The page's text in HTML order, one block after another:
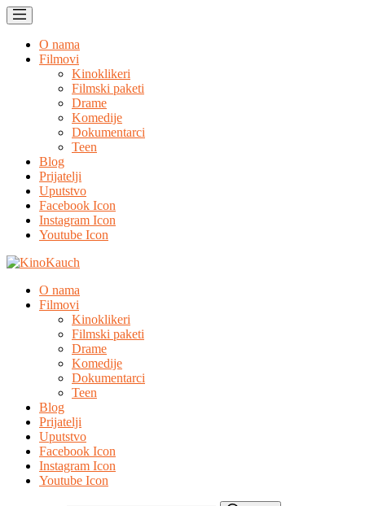
O nama
Filmovi
Kinoklikeri
Filmski paketi
Drame
Komedije
Dokumentarci
Teen
Blog
Prijatelji
Uputstvo
Facebook Icon
Instagram Icon
Youtube Icon
O nama
Filmovi
Kinoklikeri
Filmski paketi
Drame
Komedije
Dokumentarci
Teen
Blog
Prijatelji
Uputstvo
Facebook Icon
Instagram Icon
Youtube Icon